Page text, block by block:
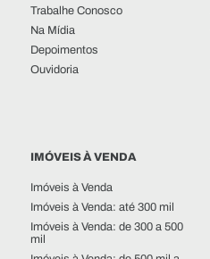
Trabalhe Conosco
Na Mídia
Depoimentos
Ouvidoria
IMÓVEIS À VENDA
Imóveis à Venda
Imóveis à Venda: até 300 mil
Imóveis à Venda: de 300 a 500
mil